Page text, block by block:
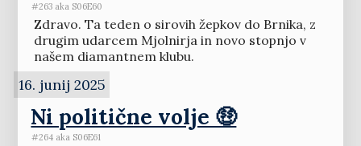
#263 aka S06E60
Zdravo. Ta teden o sirovih žepkov do Brnika, z
drugim udarcem Mjolnirja in novo stopnjo v
našem diamantnem klubu.
16. junij 2025
Ni politične volje 🤑
#264 aka S06E61